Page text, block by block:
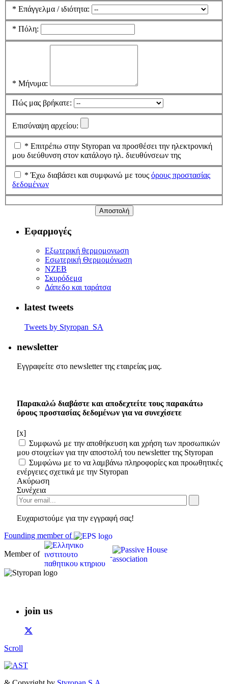
* Επάγγελμα / ιδιότητα:
* Πόλη:
* Μήνυμα:
Πώς μας βρήκατε:
Επισύναψη αρχείου:
* Επιτρέπω στην Styropan να προσθέσει την ηλεκτρονική
μου διεύθυνση στον κατάλογο ηλ. διευθύνσεων της
* Έχω διαβάσει και συμφωνώ με τους όρους προστασίας
δεδομένων
Εφαρμογές
Eξωτερική θερμομονωση
Εσωτερική Θερμομόνωση
ΝΖΕΒ
Σκυρόδεμα
Δάπεδο και ταράτσα
latest tweets
Tweets by Styropan_SA
newsletter
Εγγραφείτε στο newsletter της εταιρείας μας.
Παρακαλώ διαβάστε και αποδεχτείτε τους παρακάτω
όρους προστασίας δεδομένων για να συνεχίσετε
[x]
Συμφωνώ με την αποθήκευση και χρήση των προσωπικών
μου στοιχείων για την αποστολή του newsletter της Styropan
Συμφώνω με το να λαμβάνω πληροφορίες και προωθητικές
ενέργειες σχετικά με την Styropan
Ακύρωση
Συνέχεια
Ευχαριστούμε για την εγγραφή σας!
Founding member of
Member of
join us
Scroll